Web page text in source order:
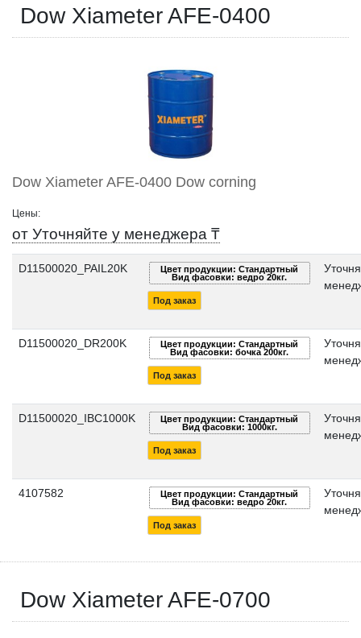
Dow Xiameter AFE-0400
Dow Xiameter AFE-0400 Dow corning
Цены:
от Уточняйте у менеджера ₸
D11500020_PAIL20K
Цвет продукции: Стандартный
Вид фасовки: ведро 20кг.
Под заказ
D11500020_DR200K
Цвет продукции: Стандартный
Вид фасовки: бочка 200кг.
Под заказ
D11500020_IBC1000K
Цвет продукции: Стандартный
Вид фасовки: 1000кг.
Под заказ
4107582
Цвет продукции: Стандартный
Вид фасовки: ведро 20кг.
Под заказ
Dow Xiameter AFE-0700